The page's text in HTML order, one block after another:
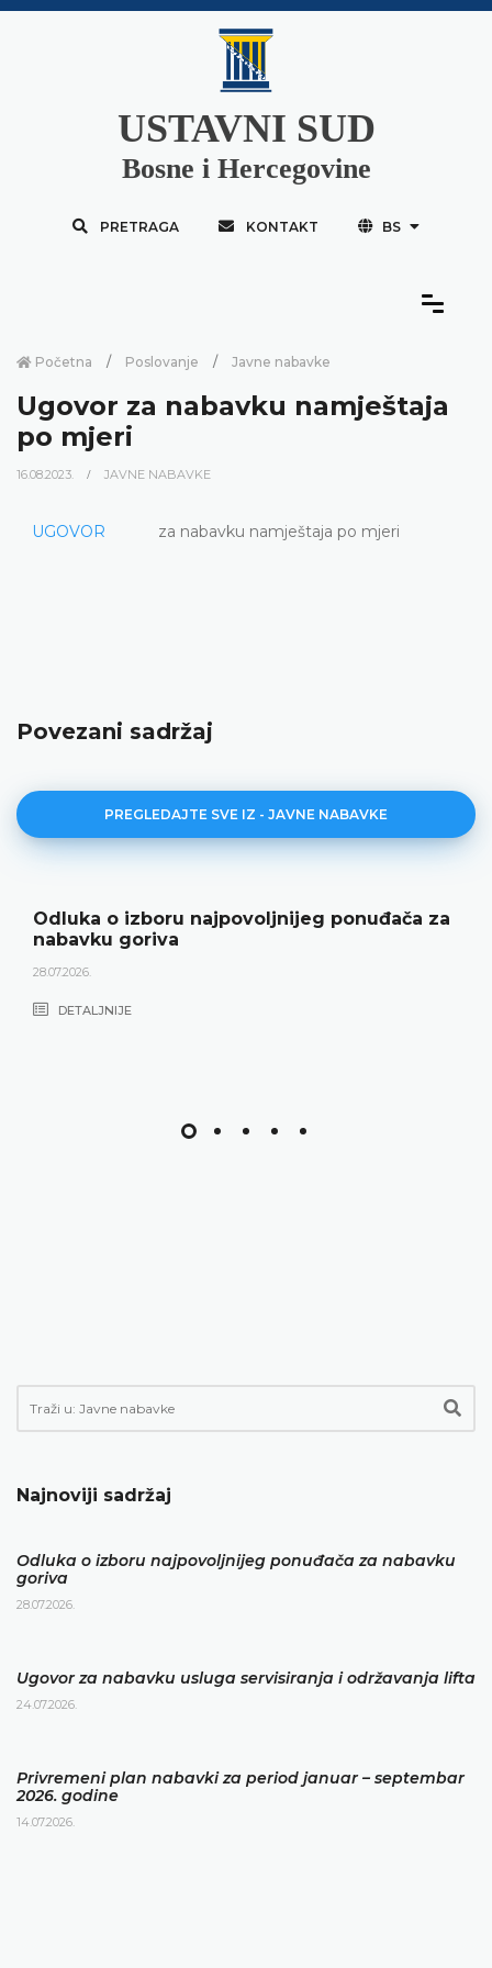
USTAVNI SUD
Bosne i Hercegovine
PRETRAGA KONTAKT BS
Početna Poslovanje Javne nabavke
Ugovor za nabavku namještaja
po mjeri
16.08.2023. JAVNE NABAVKE
UGOVOR za nabavku namještaja po mjeri
Povezani sadržaj
PREGLEDAJTE SVE IZ - JAVNE NABAVKE
Odluka o izboru najpovoljnijeg ponuđača za
nabavku goriva
28.07.2026.
DETALJNIJE
Najnoviji sadržaj
Odluka o izboru najpovoljnijeg ponuđača za nabavku
goriva
28.07.2026.
Ugovor za nabavku usluga servisiranja i održavanja lifta
24.07.2026.
Privremeni plan nabavki za period januar – septembar
2026. godine
14.07.2026.